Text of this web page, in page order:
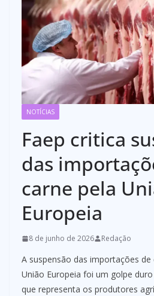
NOTÍCIAS
Faep critica
das
carne pela
Europeia
8 de junho de 2026 Redação
A suspensão das importações de
União Europeia foi um golpe
que representa os produtores